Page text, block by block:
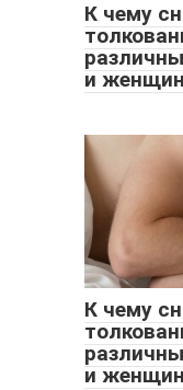
К чему
и
К чему
и